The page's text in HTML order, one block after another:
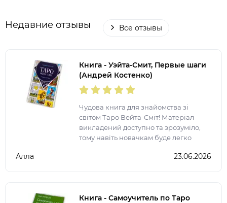
Недавние отзывы Все отзывы
Книга - Уэйта-Смит, Первые шаги
(Андрей Костенко)
Чудова книга для знайомства зі
світом Таро Вейта-Сміт! Матеріал
викладений доступно та зрозуміло,
тому навіть новачкам буде легко
картами. Особливо сподобалося, що в
Алла 23.06.2026
Книга - Самоучитель по Таро